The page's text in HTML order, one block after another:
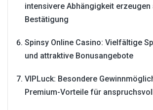
intensivere Abhängigkeit
Bestätigung
Spinsy Online Casino: Vielfältige
und attraktive Bonusangebote
VIPLuck: Besondere
Premium-Vorteile für